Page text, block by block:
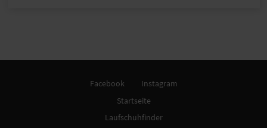
Facebook
Instagram
Startseite
Laufschuhfinder